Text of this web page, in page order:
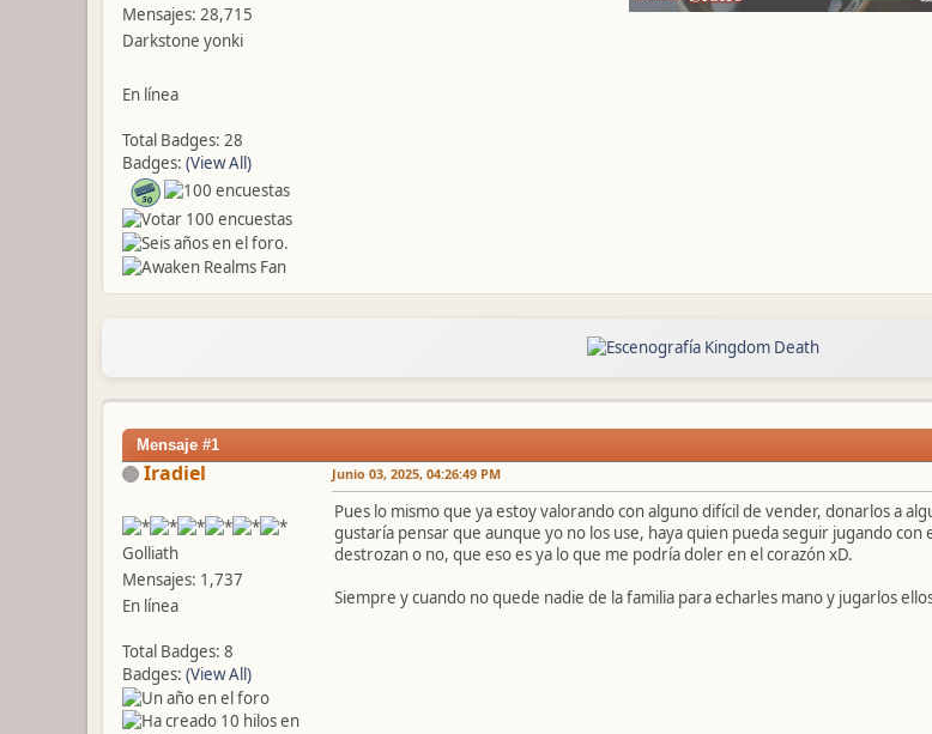
Mensajes: 28,715
Darkstone yonki
En línea
Total Badges: 28
Badges: (View All)
Mensaje #1
Iradiel
Golliath
Mensajes: 1,737
En línea
Total Badges: 8
Badges: (View All)
Junio 03, 2025, 04:26:49 PM
Pues lo mismo que ya estoy valorando con alguno difícil de vender, donarlos a
gustaría pensar que aunque yo no los use, haya quien pueda seguir jugando
destrozan o no, que eso es ya lo que me podría doler en el corazón xD.
Siempre y cuando no quede nadie de la familia para echarles mano y jugarlos